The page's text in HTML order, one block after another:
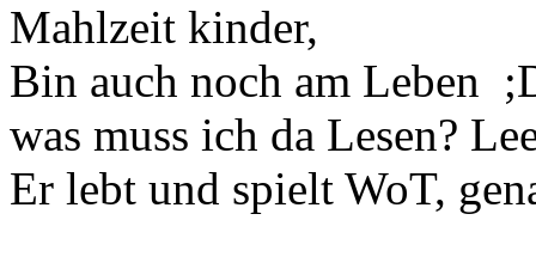
Mahlzeit kinder,
Bin auch noch am Leben
was muss ich da Lesen?
Er lebt und spielt WoT,